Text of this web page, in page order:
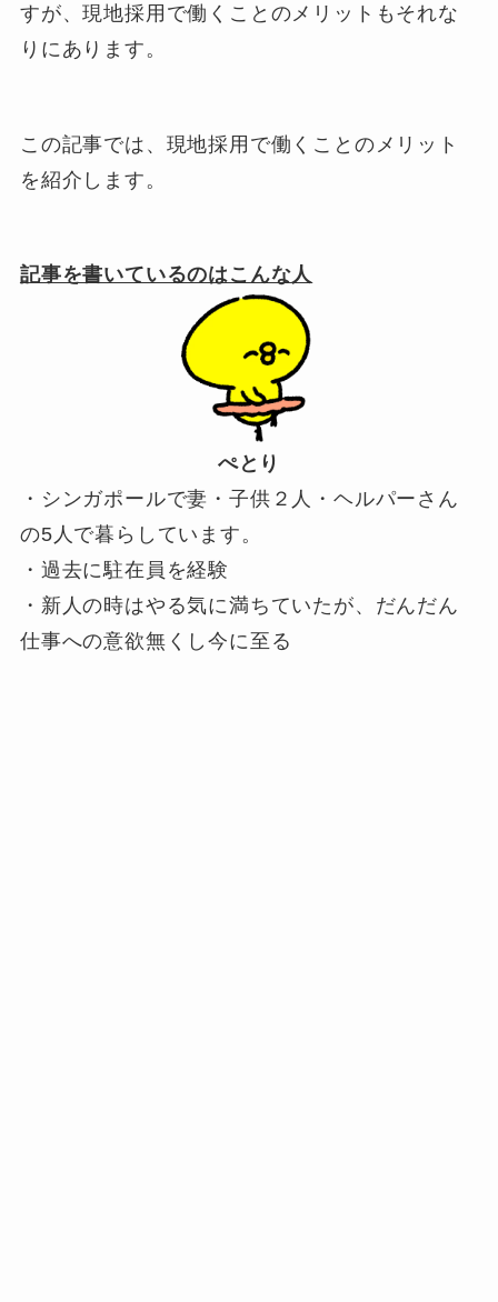
すが、現地採用で働くことのメリットもそれな
りにあります。
この記事では、現地採用で働くことのメリット
を紹介します。
記事を書いているのはこんな人
ぺとり
・シンガポールで妻・子供２人・ヘルパーさん
の5人で暮らしています。
・過去に駐在員を経験
・新人の時はやる気に満ちていたが、だんだん
仕事への意欲無くし今に至る